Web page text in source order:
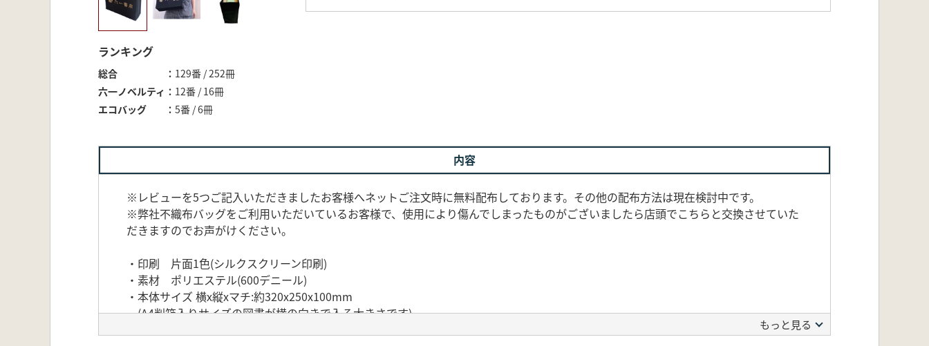
ランキング
総合
129番 / 252冊
六一ノベルティ
12番 / 16冊
エコバッグ
5番 / 6冊
内容
※レビューを5つご記入いただきましたお客様へネットご注文時に無料配布しております。その他の配布方法は現在検討中です。
※弊社不織布バッグをご利用いただいているお客様で、使用により傷んでしまったものがございましたら店頭でこちらと交換させていた
だきますのでお声がけください。
・印刷 片面1色(シルクスクリーン印刷)
・素材 ポリエステル(600デニール)
・本体サイズ 横x縦xマチ:約320x250x100mm
(A4判箱入りサイズの図書が横の向きで入る大きさです)
もっと見る